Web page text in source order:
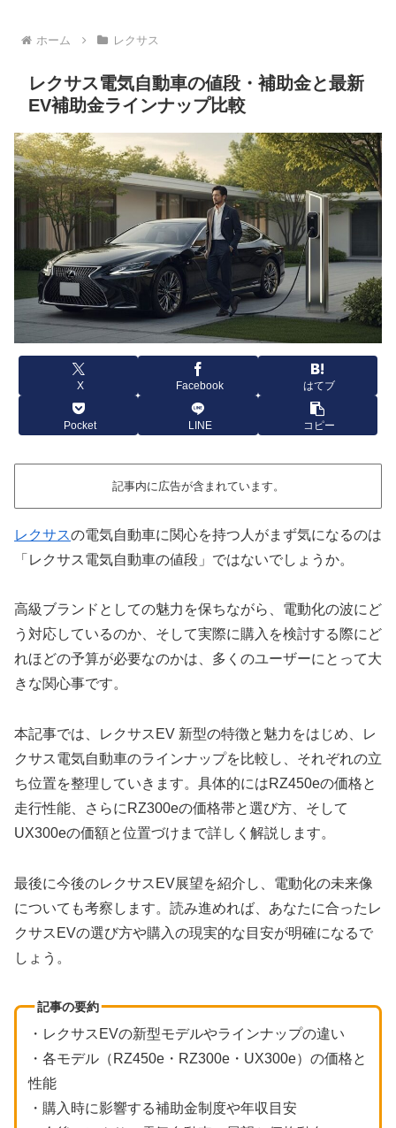
ホーム レクサス
レクサス電気自動車の値段・補助金と最新
EV補助金ラインナップ比較
X Facebook はてブ
Pocket LINE コピー
記事内に広告が含まれています。
レクサスの電気自動車に関心を持つ人がまず気になるのは
「レクサス電気自動車の値段」ではないでしょうか。
高級ブランドとしての魅力を保ちながら、電動化の波にど
う対応しているのか、そして実際に購入を検討する際にど
れほどの予算が必要なのかは、多くのユーザーにとって大
きな関心事です。
本記事では、レクサスEV 新型の特徴と魅力をはじめ、レ
クサス電気自動車のラインナップを比較し、それぞれの立
ち位置を整理していきます。具体的にはRZ450eの価格と
走行性能、さらにRZ300eの価格帯と選び方、そして
UX300eの価額と位置づけまで詳しく解説します。
最後に今後のレクサスEV展望を紹介し、電動化の未来像
についても考察します。読み進めれば、あなたに合ったレ
クサスEVの選び方や購入の現実的な目安が明確になるで
しょう。
記事の要約
・レクサスEVの新型モデルやラインナップの違い
・各モデル（RZ450e・RZ300e・UX300e）の価格と
性能
・購入時に影響する補助金制度や年収目安